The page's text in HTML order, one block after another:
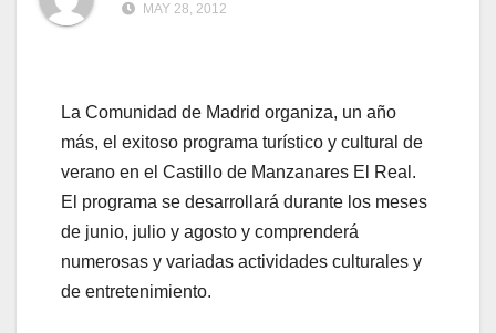
MAY 28, 2012
La Comunidad de Madrid organiza, un año
más, el exitoso programa turístico y cultural de
verano en el Castillo de Manzanares El Real.
El programa se desarrollará durante los meses
de junio, julio y agosto y comprenderá
numerosas y variadas actividades culturales y
de entretenimiento.